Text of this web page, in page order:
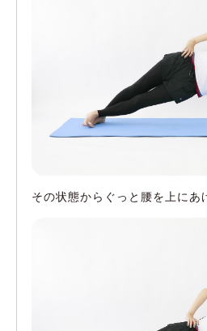
その状態からぐっと腰を上にあ